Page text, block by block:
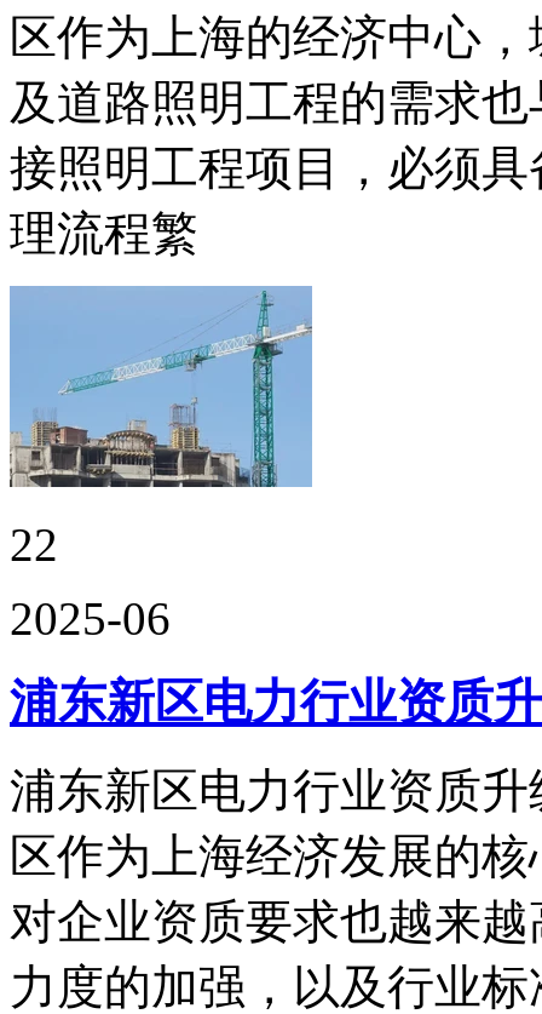
区作为上海的经济中心
及道路照明工程的需求
接照明工程项目，必须
理流程繁
22
2025-06
浦东新区电力行业资质
浦东新区电力行业资质
区作为上海经济发展的
对企业资质要求也越来
力度的加强，以及行业